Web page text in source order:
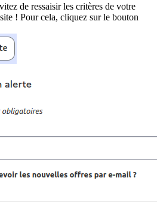
de ressaisir les critères de votre
! Pour cela, cliquez sur le bouton